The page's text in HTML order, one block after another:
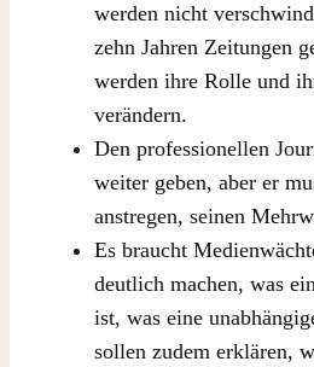
werden nicht
zehn Jahren Zeitungen
werden ihre Rolle und
verändern.
Den professionellen
weiter geben, aber er
anstregen, seinen
Es braucht
deutlich machen, was
ist, was eine
sollen zudem erklären,